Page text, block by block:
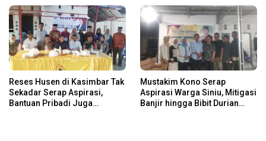
Reses Husen di Kasimbar Tak
Sekadar Serap Aspirasi,
Bantuan Pribadi Juga
Mustakim Kono Serap
Aspirasi Warga Siniu, Mitigasi
Banjir hingga Bibit Durian